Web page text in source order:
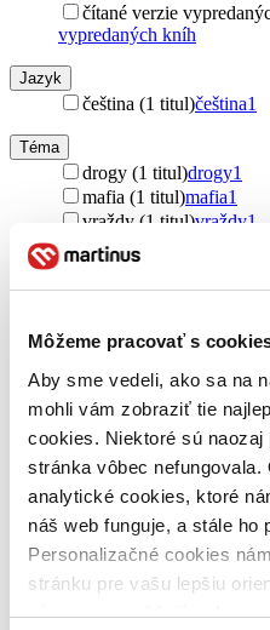
Môžeme pracovať s
Aby sme vedeli, ako sa na
mohli vám zobraziť tie
cookies. Niektoré sú
stránka vôbec
analytické cookies, ktoré
náš web funguje, a stále ho
Personalizačné cookies
stránku pre vašu lepšiu
nám zas umožňujú
čítané verzie
vypredaných kníh
Jazyk
čeština (1 titul)čeština1
Téma
drogy (1 titul)drogy1
mafia (1 titul)mafia1
vraždy (1 titul)vraždy1
vyšetrovanie (1 titul)
Ďalšie možnosti
Pre koho
pre mužov (1 titul)pre
Vydavateľstvo
Pulchra (1 titul) Pulchra
Väzba
brožovaná väzba (1
Zoradiť